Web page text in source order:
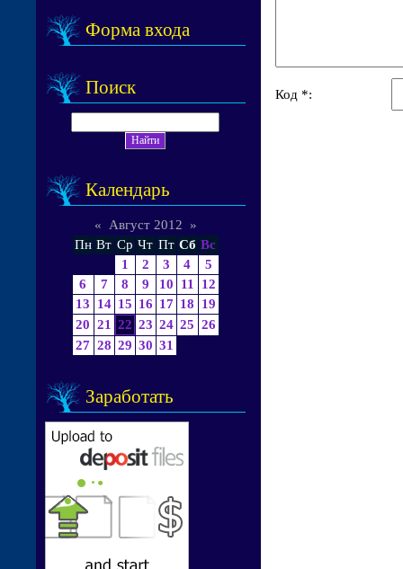
Форма входа
Поиск
Календарь
« Август 2012
»
Пн Вт Ср Чт Пт Сб Вс
1
2 3 4
5
6
7 8 9 10 11
12
13
14 15 16 17 18
19
20 21 22 23 24 25 26
27 28 29 30 31
Заработать
Код *: